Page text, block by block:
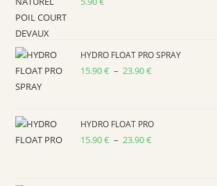
HYDRO FLOAT PRO SPRAY
15.90€ – 23.90€
HYDRO FLOAT PRO
15.90€ – 23.90€